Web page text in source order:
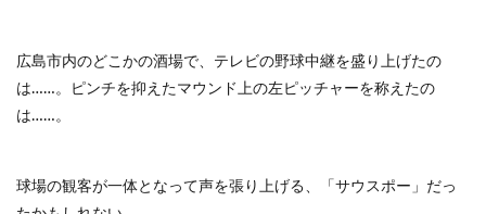
広島市内のどこかの酒場で、テレビの野球中継を盛り上げたの
は……。ピンチを抑えたマウンド上の左ピッチャーを称えたの
は……。
球場の観客が一体となって声を張り上げる、「サウスポー」だっ